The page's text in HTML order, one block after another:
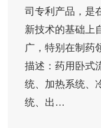
司专利产品，是
新技术的基础上
广，特别在制药
描述：药用卧式
统、加热系统、
统、出…